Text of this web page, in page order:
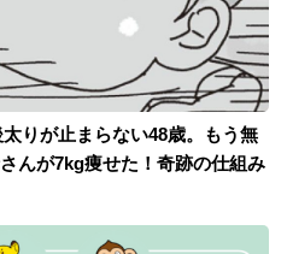
りが止まらない48歳。もう無
んが7kg痩せた！奇跡の仕組み